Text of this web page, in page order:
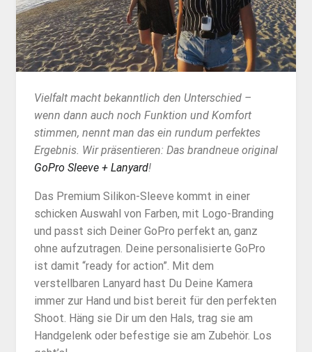
Vielfalt macht bekanntlich den Unterschied –
wenn dann auch noch Funktion und Komfort
stimmen, nennt man das ein rundum perfektes
Ergebnis. Wir präsentieren: Das brandneue original
GoPro Sleeve + Lanyard!
Das Premium Silikon-Sleeve kommt in einer
schicken Auswahl von Farben, mit Logo-Branding
und passt sich Deiner GoPro perfekt an, ganz
ohne aufzutragen. Deine personalisierte GoPro
ist damit “ready for action”. Mit dem
verstellbaren Lanyard hast Du Deine Kamera
immer zur Hand und bist bereit für den perfekten
Shoot. Häng sie Dir um den Hals, trag sie am
Handgelenk oder befestige sie am Zubehör. Los